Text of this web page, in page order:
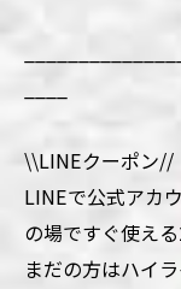
\\LINEクーポン//
LINEで公式アカ
の場ですぐ使え
まだの方はハイ